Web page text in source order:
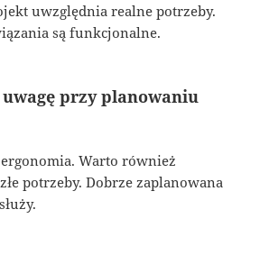
uwzględnia realne potrzeby.
są funkcjonalne.
przy planowaniu
Warto również
potrzeby. Dobrze zaplanowana